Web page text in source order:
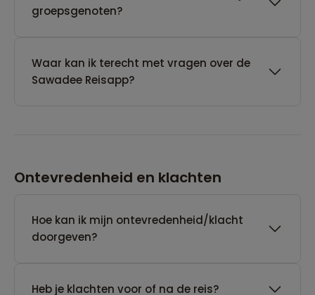
groepsgenoten?
Waar kan ik terecht met vragen over de
Sawadee Reisapp?
Ontevredenheid en klachten
Hoe kan ik mijn ontevredenheid/klacht
doorgeven?
Heb je klachten voor of na de reis?